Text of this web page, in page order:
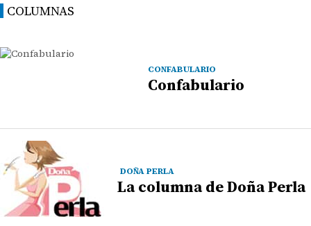
COLUMNAS
CONFABULARIO
Confabulario
DOÑA PERLA
La columna de Doña Perla